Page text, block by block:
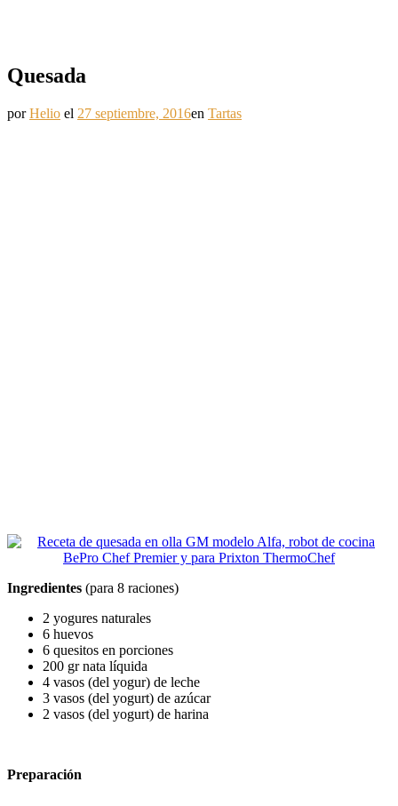
Quesada
porHelio el 27 septiembre, 2016en Tartas
Ingredientes (para 8 raciones)
2 yogures naturales
6 huevos
6 quesitos en porciones
200 gr nata líquida
4 vasos (del yogur) de leche
3 vasos (del yogurt) de azúcar
2 vasos (del yogurt) de harina
Preparación